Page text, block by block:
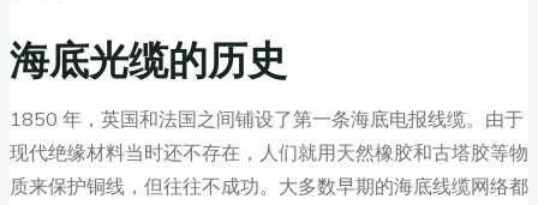
海底光缆的历史
1850 年，英国和法国之间铺设了第一条海底电报线缆。由于
现代绝缘材料当时还不存在，人们就用天然橡胶和古塔胶等物
质来保护铜线，但往往不成功。大多数早期的海底线缆网络都